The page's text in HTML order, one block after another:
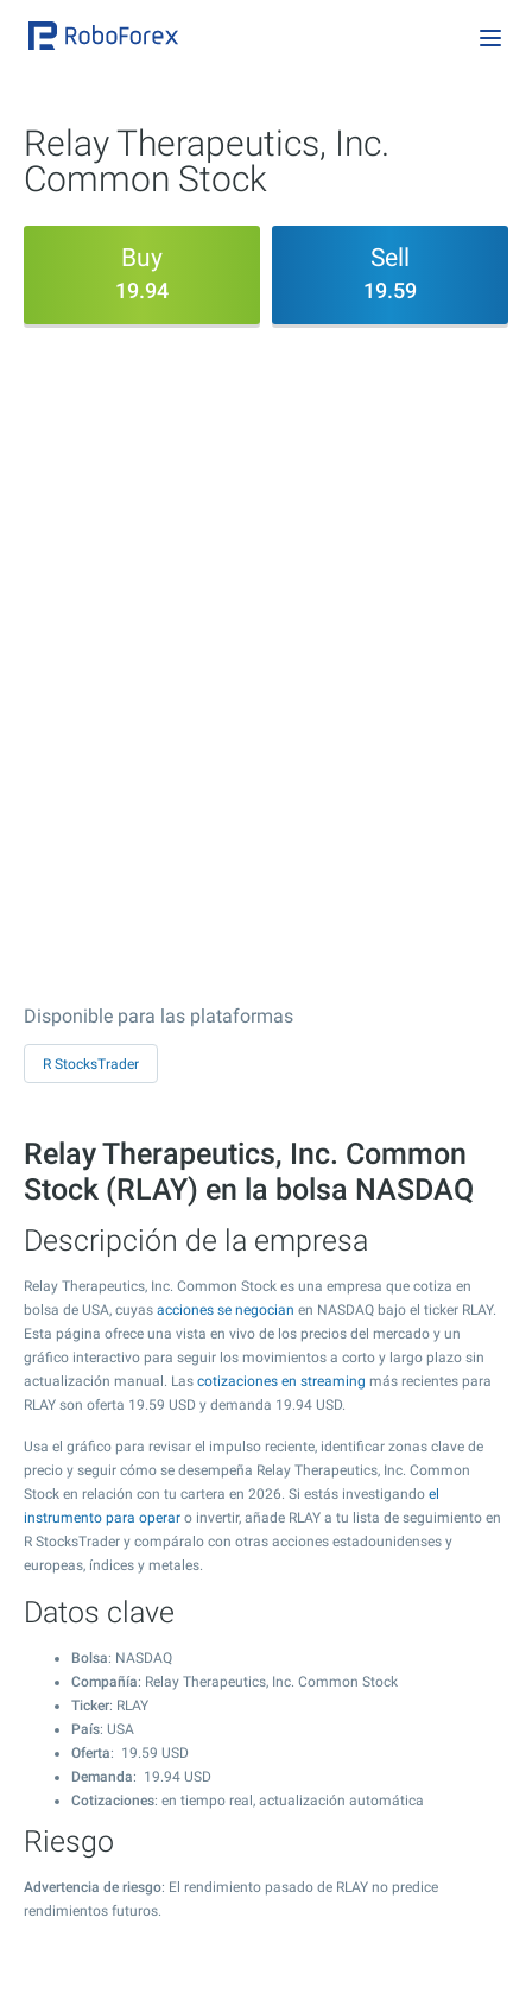
Relay Therapeutics, Inc.
Common Stock
Buy
19.94
Sell
19.59
Disponible para las plataformas
R StocksTrader
Relay Therapeutics, Inc. Common
Stock (RLAY) en la bolsa NASDAQ
Descripción de la empresa
Relay Therapeutics, Inc. Common Stock es una empresa que cotiza en
bolsa de USA, cuyas acciones se negocian en NASDAQ bajo el ticker RLAY.
Esta página ofrece una vista en vivo de los precios del mercado y un
gráfico interactivo para seguir los movimientos a corto y largo plazo sin
actualización manual. Las cotizaciones en streaming más recientes para
RLAY son oferta 19.59 USD y demanda 19.94 USD.
Usa el gráfico para revisar el impulso reciente, identificar zonas clave de
precio y seguir cómo se desempeña Relay Therapeutics, Inc. Common
Stock en relación con tu cartera en 2026. Si estás investigando el
instrumento para operar o invertir, añade RLAY a tu lista de seguimiento en
R StocksTrader y compáralo con otras acciones estadounidenses y
europeas, índices y metales.
Datos clave
Bolsa: NASDAQ
Compañía: Relay Therapeutics, Inc. Common Stock
Ticker: RLAY
País: USA
Oferta: 19.59 USD
Demanda: 19.94 USD
Cotizaciones: en tiempo real, actualización automática
Riesgo
Advertencia de riesgo: El rendimiento pasado de RLAY no predice
rendimientos futuros.